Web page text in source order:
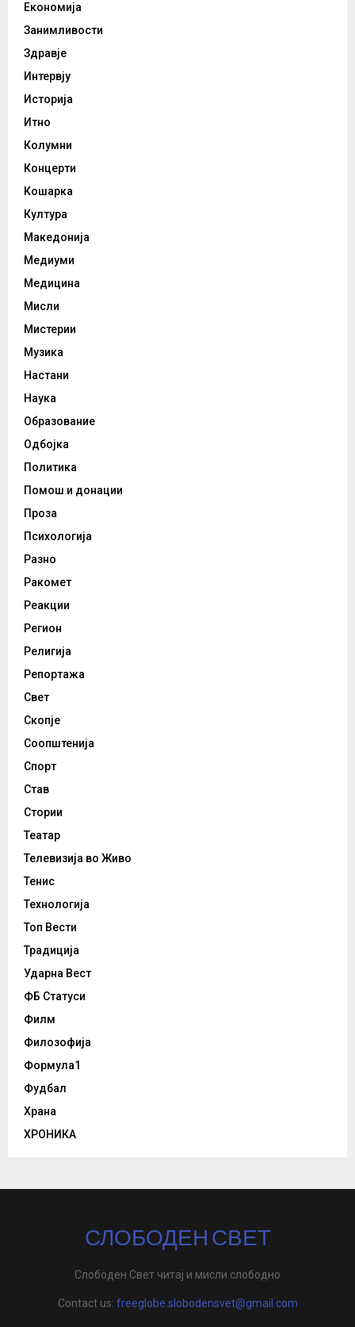
Економија
Занимливости
Здравје
Интервју
Историја
Итно
Колумни
Концерти
Кошарка
Култура
Македонија
Медиуми
Медицина
Мисли
Мистерии
Музика
Настани
Наука
Образование
Одбојка
Политика
Помош и донации
Проза
Психологија
Разно
Ракомет
Реакции
Регион
Религија
Репортажа
Свет
Скопје
Соопштенија
Спорт
Став
Стории
Театар
Телевизија во Живо
Тенис
Технологија
Топ Вести
Традиција
Ударна Вест
ФБ Статуси
Филм
Филозофија
Формула1
Фудбал
Храна
ХРОНИКА
СЛОБОДЕН СВЕТ
Слободен Свет читај и мисли слободно
Contact us: freeglobe.slobodensvet@gmail.com